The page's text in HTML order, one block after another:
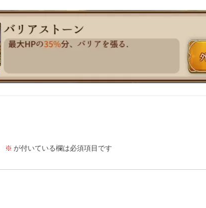
※ が付いている欄は必須項目です